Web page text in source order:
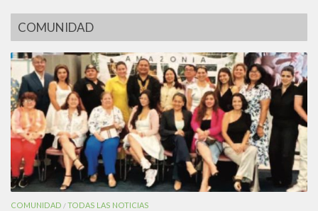
COMUNIDAD
COMUNIDAD /TODAS LAS NOTICIAS